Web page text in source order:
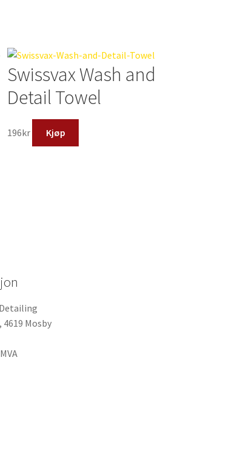
Swissvax Wash and
Detail Towel
196kr Kjøp
4619 Mosby